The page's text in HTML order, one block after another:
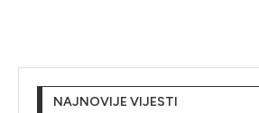
NAJNOVIJE VIJESTI